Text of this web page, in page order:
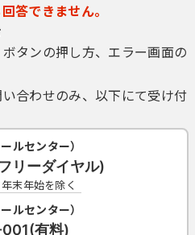
し，漏えいの可能性がある場合
を行うこととします。
が行われたものは，全て当該利用
式を提供した場合において、利用
あるときは，県内自治体は，利
係る事務処理については，当該
答できません。
タンの押し方、エラー画面の
合わせのみ、以下にて受け付
ルセンター）
リーダイヤル)
末年始を除く
ルセンター）
有料)